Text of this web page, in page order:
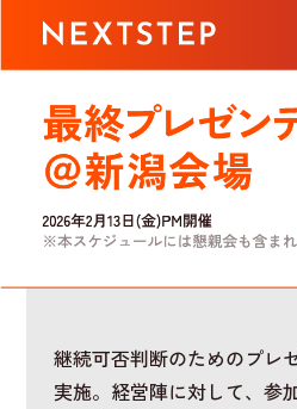
継続可否判断のためのプレ
実施。経営陣に対して、参